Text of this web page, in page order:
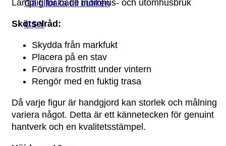
Gå tillbaka till butiken
€ $ ¥
Lämplig för både inomhus- och utomhusbruk
Skötselråd:
Skydda från markfukt
Placera på en stav
Förvara frostfritt under vintern
Rengör med en fuktig trasa
Då varje figur är handgjord kan storlek och målning
variera något. Detta är ett kännetecken för genuint
hantverk och en kvalitetsstämpel.